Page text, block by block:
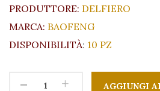
PRODUTTORE: DELFIERO
MARCA: BAOFENG
DISPONIBILITÀ: 10 PZ
- +